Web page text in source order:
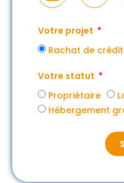
Votre projet
Rachat de crédit
Votre statut
Propriétaire
Hébergement